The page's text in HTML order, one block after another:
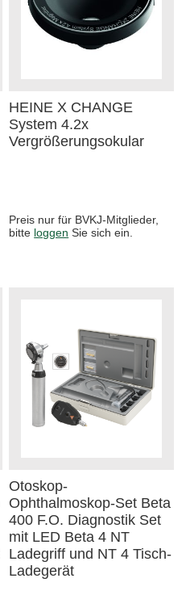
HEINE X CHANGE
System 4.2x
Vergrößerungsokular
Preis nur für BVKJ-Mitglieder,
bitte loggen Sie sich ein.
Otoskop-
Ophthalmoskop-Set Beta
400 F.O. Diagnostik Set
mit LED Beta 4 NT
Ladegriff und NT 4 Tisch-
Ladegerät